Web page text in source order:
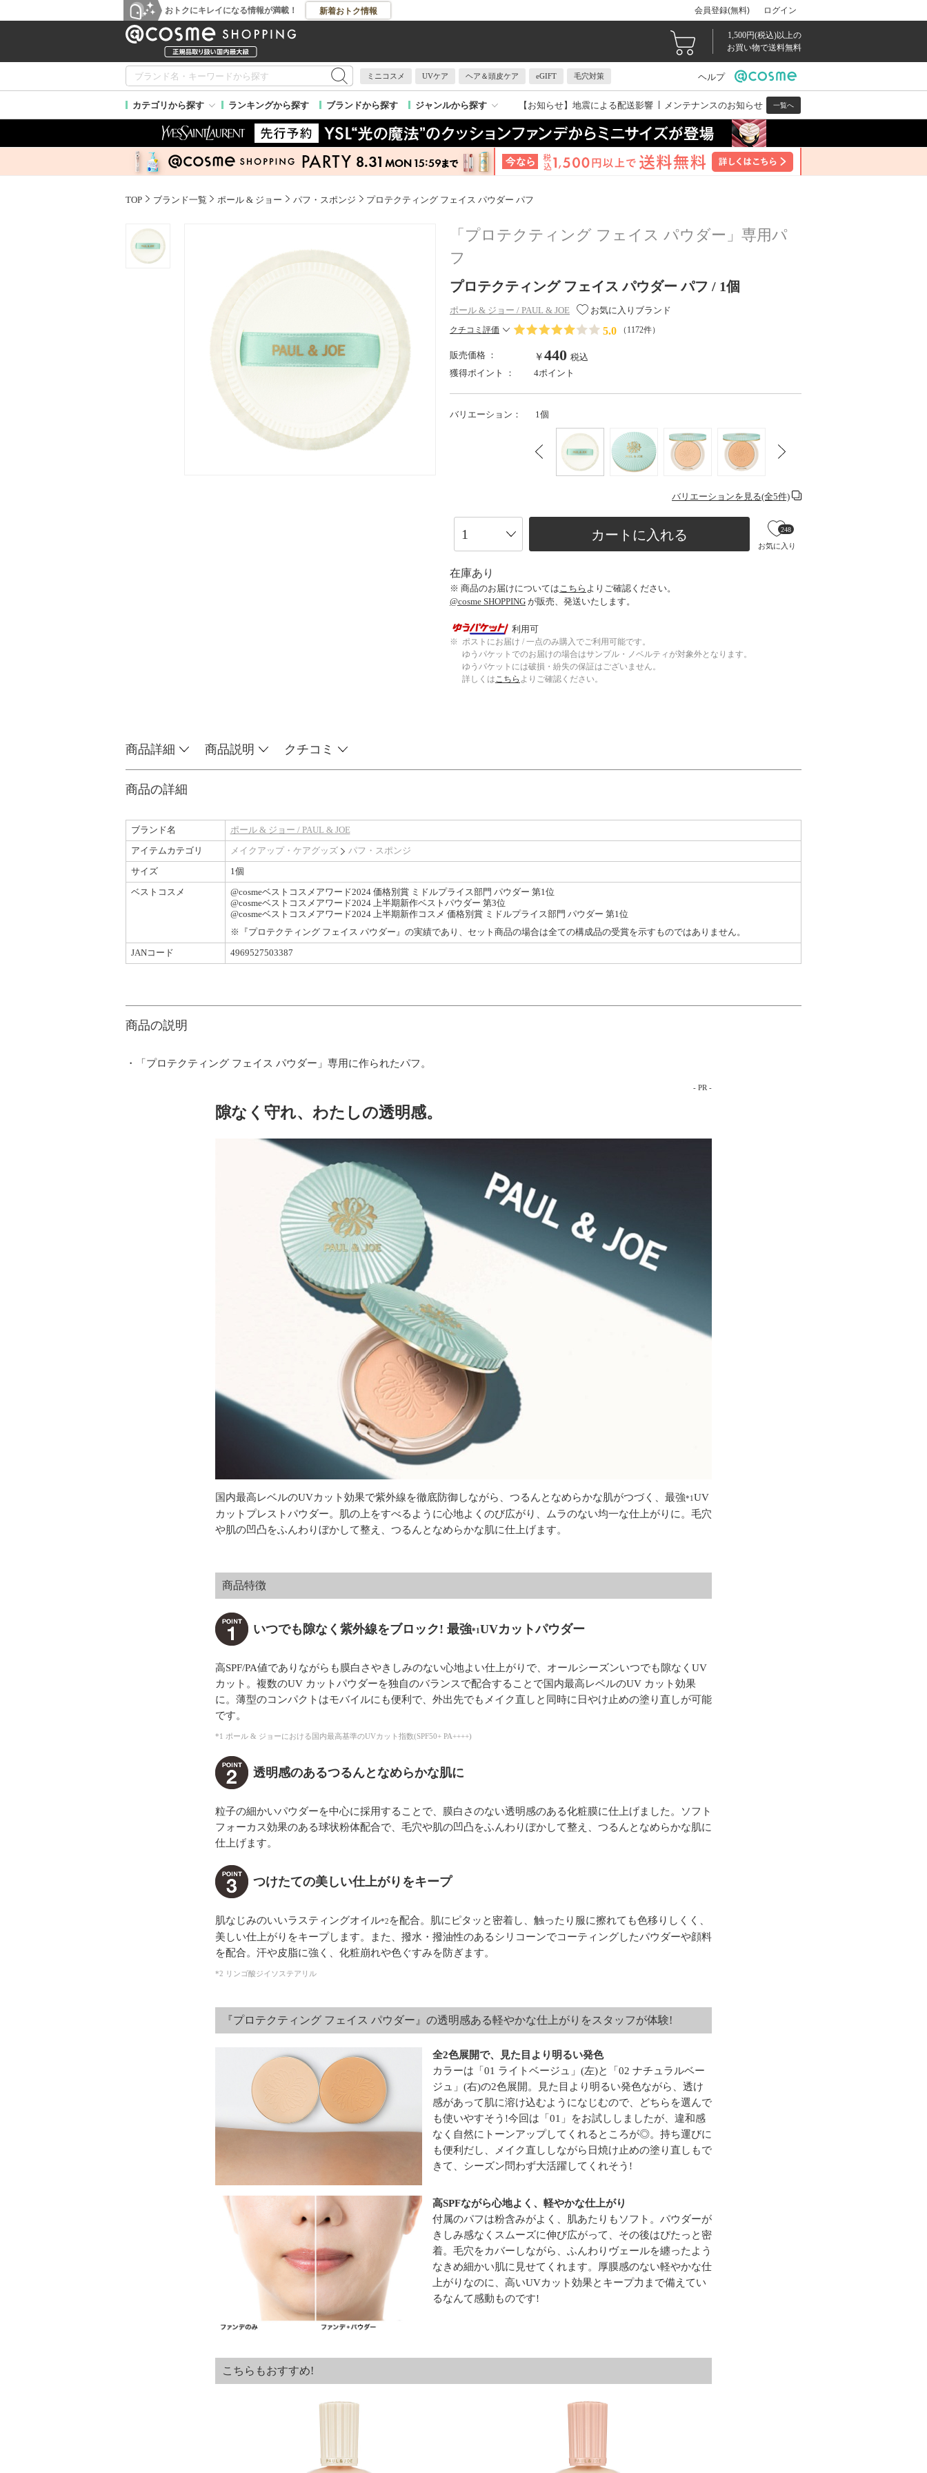
おトクにキレイになる情報が満載！ 新着おトク情報 会員登録(無料) ログイン
1,500円(税込)以上の
お買い物で送料無料
ミニコスメ UVケア ヘア＆頭皮ケア eGIFT 毛穴対策 ヘルプ
カテゴリから探す ランキングから探す ブランドから探す ジャンルから探す 【お知らせ】 地震による配送影響 メンテナンスのお知らせ 一覧へ
TOP ブランド一覧 ポール & ジョー パフ・スポンジ プロテクティング フェイス パウダー パフ
「プロテクティング フェイス パウダー」専用パ
フ
プロテクティング フェイス パウダー パフ / 1個
ポール & ジョー / PAUL & JOE お気に入りブランド
クチコミ評価 5.0 （ 1172件）
販売価格 ： ￥440 税込
獲得ポイント ：
4ポイント
バリエーション： 1個
バリエーションを見る(全5件)
カートに入れる
お気に入り
248
在庫あり
※ 商品のお届けについては こちら よりご確認ください。
@cosme SHOPPING が販売、発送いたします。
利用可
※ ポストにお届け / 一点のみ購入でご利用可能です。
ゆうパケットでのお届けの場合はサンプル・ノベルティが対象外となります。
ゆうパケットには破損・紛失の保証はございません。
詳しくはこちら よりご確認ください。
商品詳細 商品説明 クチコミ
商品の詳細
ブランド名
ポール & ジョー / PAUL & JOE
アイテムカテゴリ
メイクアップ・ケアグッズ
パフ・スポンジ
サイズ
1個
ベストコスメ
@cosmeベストコスメアワード2024 価格別賞 ミドルプライス部門 パウダー 第1位
@cosmeベストコスメアワード2024 上半期新作ベストパウダー 第3位
@cosmeベストコスメアワード2024 上半期新作コスメ 価格別賞 ミドルプライス部門 パウダー 第1位
※『プロテクティング フェイス パウダー』の実績であり、セット商品の場合は全ての構成品の受賞を示すものではありません。
JANコード
4969527503387
商品の説明
・「プロテクティング フェイス パウダー」専用に作られたパフ。
- PR -
隙なく守れ、わたしの透明感。
国内最高レベルのUVカット効果で紫外線を徹底防御しながら、つるんとなめらかな肌がつづく、最強*1UV
カットプレストパウダー。肌の上をすべるように心地よくのび広がり、ムラのない均一な仕上がりに。毛穴
や肌の凹凸をふんわりぼかして整え、つるんとなめらかな肌に仕上げます。
商品特徴
いつでも隙なく紫外線をブロック! 最強*1UVカットパウダー
高SPF/PA値でありながらも膜白さやきしみのない心地よい仕上がりで、オールシーズンいつでも隙なくUV
カット。複数のUV カットパウダーを独自のバランスで配合することで国内最高レベルのUV カット効果
に。薄型のコンパクトはモバイルにも便利で、外出先でもメイク直しと同時に日やけ止めの塗り直しが可能
です。
*1 ポール & ジョーにおける国内最高基準のUVカット指数(SPF50+ PA++++)
透明感のあるつるんとなめらかな肌に
粒子の細かいパウダーを中心に採用することで、膜白さのない透明感のある化粧膜に仕上げました。ソフト
フォーカス効果のある球状粉体配合で、毛穴や肌の凹凸をふんわりぼかして整え、つるんとなめらかな肌に
仕上げます。
つけたての美しい仕上がりをキープ
肌なじみのいいラスティングオイル*2 を配合。肌にピタッと密着し、触ったり服に擦れても色移りしくく、
美しい仕上がりをキープします。また、撥水・撥油性のあるシリコーンでコーティングしたパウダーや顔料
を配合。汗や皮脂に強く、化粧崩れや色ぐすみを防ぎます。
*2 リンゴ酸ジイソステアリル
『プロテクティング フェイス パウダー』の透明感ある軽やかな仕上がりをスタッフが体験!
全2色展開で、見た目より明るい発色
カラーは「01 ライトベージュ」(左)と「02 ナチュラルベー
ジュ」(右)の2色展開。見た目より明るい発色ながら、透け
感があって肌に溶け込むようになじむので、どちらを選んで
も使いやすそう!今回は「01」をお試ししましたが、違和感
なく自然にトーンアップしてくれるところが◎。持ち運びに
も便利だし、メイク直ししながら日焼け止めの塗り直しもで
きて、シーズン問わず大活躍してくれそう!
高SPFながら心地よく、軽やかな仕上がり
付属のパフは粉含みがよく、肌あたりもソフト。パウダーが
きしみ感なくスムーズに伸び広がって、その後はぴたっと密
着。毛穴をカバーしながら、ふんわりヴェールを纏ったよう
なきめ細かい肌に見せてくれます。厚膜感のない軽やかな仕
上がりなのに、高いUVカット効果とキープ力まで備えてい
るなんて感動ものです!
こちらもおすすめ!